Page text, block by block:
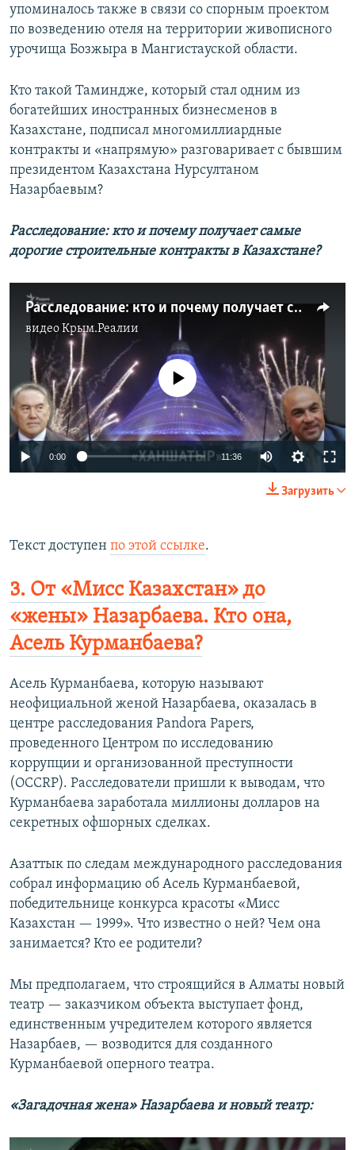
упоминалось также в связи со спорным проектом
по возведению отеля на территории живописного
урочища Бозжыра в Мангистауской области.
Кто такой Таминдже, который стал одним из
богатейших иностранных бизнесменов в
Казахстане, подписал многомиллиардные
контракты и «напрямую» разговаривает с бывшим
президентом Казахстана Нурсултаном
Назарбаевым?
Расследование: кто и почему получает самые
дорогие строительные контракты в Казахстане?
Расследование: кто и почему получает самые дорогие строительные контракты в Казахстане?
видеоКрым.Реалии
No media source currently available
0:00 11:36
240p
Загрузить
Текст доступен по этой ссылке.
3. От «Мисс Казахстан» до
«жены» Назарбаева. Кто она,
Асель Курманбаева?
Асель Курманбаева, которую называют
неофициальной женой Назарбаева, оказалась в
центре расследования Pandora Papers,
проведенного Центром по исследованию
коррупции и организованной преступности
(OCCRP). Расследователи пришли к выводам, что
Курманбаева заработала миллионы долларов на
секретных офшорных сделках.
Азаттык по следам международного расследования
собрал информацию об Асель Курманбаевой,
победительнице конкурса красоты «Мисс
Казахстан — 1999». Что известно о ней? Чем она
занимается? Кто ее родители?
Мы предполагаем, что строящийся в Алматы новый
театр — заказчиком объекта выступает фонд,
единственным учредителем которого является
Назарбаев, — возводится для созданного
Курманбаевой оперного театра.
«Загадочная жена» Назарбаева и новый театр: